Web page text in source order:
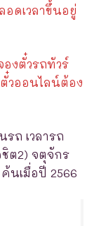
ดเวลาขึ้นอยู่
องตั๋วรถทัวร์
วออนไลน์ต้อง
รถ เวลารถ
ต2) จตุจักร
นเมื่อปี 2566